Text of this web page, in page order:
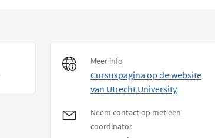
Meer info
Cursuspagina op de website
van Utrecht University
Neem contact op met een
coordinator